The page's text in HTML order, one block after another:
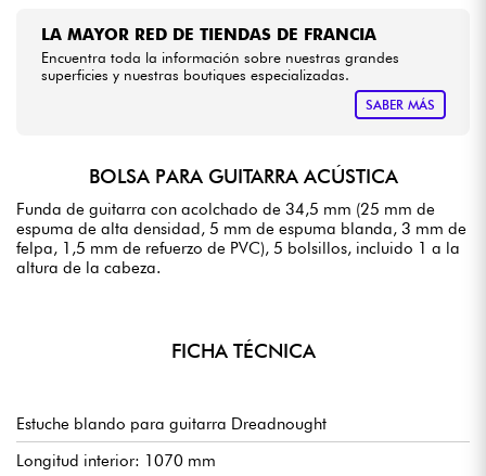
LA MAYOR RED DE TIENDAS DE FRANCIA
Encuentra toda la información sobre nuestras grandes
superficies y nuestras boutiques especializadas.
SABER MÁS
BOLSA PARA GUITARRA ACÚSTICA
Funda de guitarra con acolchado de 34,5 mm (25 mm de
espuma de alta densidad, 5 mm de espuma blanda, 3 mm de
felpa, 1,5 mm de refuerzo de PVC), 5 bolsillos, incluido 1 a la
altura de la cabeza.
FICHA TÉCNICA
Estuche blando para guitarra Dreadnought
Longitud interior: 1070 mm